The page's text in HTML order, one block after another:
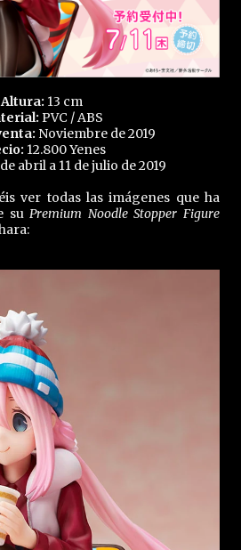
Altura: 13 cm
PVC / ABS
Noviembre de 2019
12.800 Yenes
abril a 11 de julio de 2019
ver todas las imágenes que ha
suPremium Noodle Stopper Figure